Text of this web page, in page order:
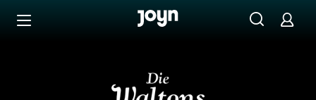
Zum Inhalt springen
Das Comeback